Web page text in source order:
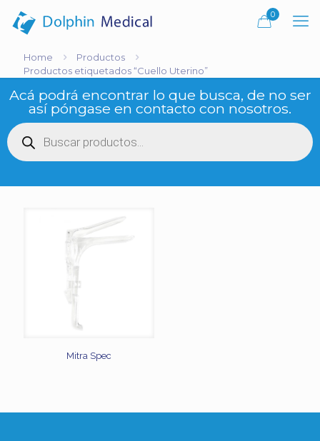
0
Home
Productos
Productos etiquetados “Cuello Uterino”
Acá podrá encontrar lo que busca, de no ser
así póngase en contacto con nosotros.
Búsqueda
de
productos
Mitra Spec